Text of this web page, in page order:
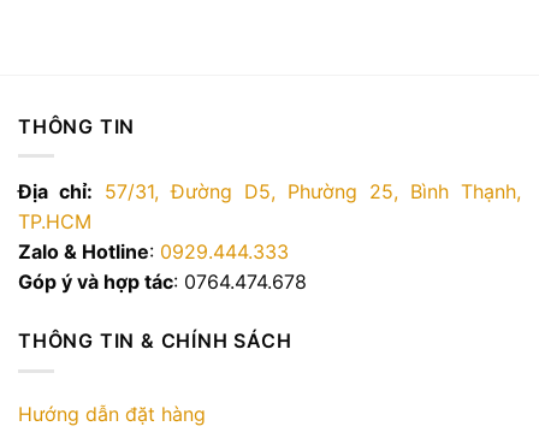
THÔNG TIN
Địa chỉ: 57/31, Đường D5, Phường 25, Bình Thạnh,
TP.HCM
Zalo & Hotline: 0929.444.333
Góp ý và hợp tác: 0764.474.678
THÔNG TIN & CHÍNH SÁCH
Hướng dẫn đặt hàng